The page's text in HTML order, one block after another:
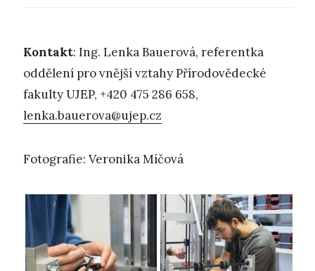
Kontakt: Ing. Lenka Bauerová, referentka
oddělení pro vnější vztahy Přírodovědecké
fakulty UJEP, +420 475 286 658,
lenka.bauerova@ujep.cz
Fotografie: Veronika Míčová